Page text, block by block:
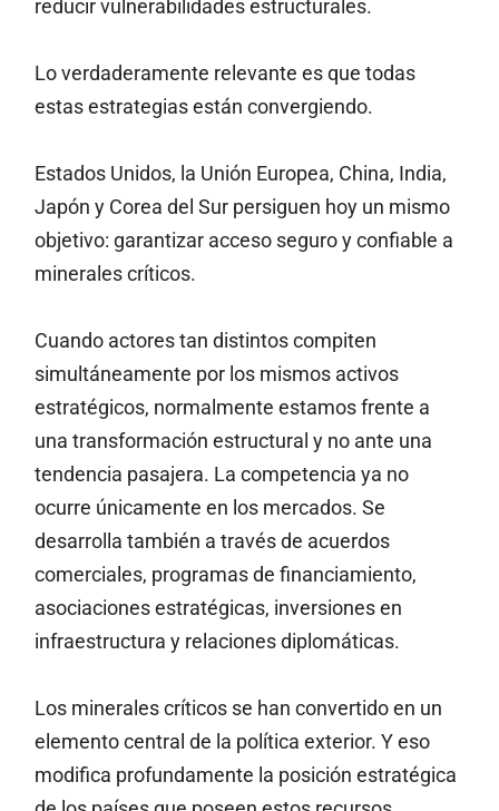
reducir vulnerabilidades estructurales.
Lo verdaderamente relevante es que todas
estas estrategias están convergiendo.
Estados Unidos, la Unión Europea, China, India,
Japón y Corea del Sur persiguen hoy un mismo
objetivo: garantizar acceso seguro y confiable a
minerales críticos.
Cuando actores tan distintos compiten
simultáneamente por los mismos activos
estratégicos, normalmente estamos frente a
una transformación estructural y no ante una
tendencia pasajera. La competencia ya no
ocurre únicamente en los mercados. Se
desarrolla también a través de acuerdos
comerciales, programas de financiamiento,
asociaciones estratégicas, inversiones en
infraestructura y relaciones diplomáticas.
Los minerales críticos se han convertido en un
elemento central de la política exterior. Y eso
modifica profundamente la posición estratégica